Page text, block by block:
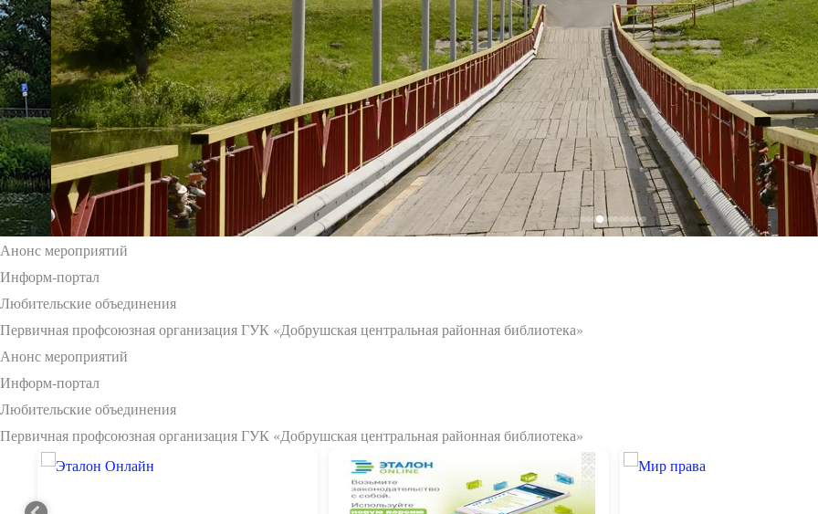
Анонс мероприятий
Информ-портал
Любительские объединения
Первичная профсоюзная организация ГУК «Добрушская центральная районная библиотека»
Анонс мероприятий
Информ-портал
Любительские объединения
Первичная профсоюзная организация ГУК «Добрушская центральная районная библиотека»